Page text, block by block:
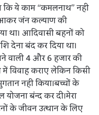
कि ये काम “कमलनाथ” नही
आकर जंन कल्याण की
था। आदिवासी बहनों को
देना बंद कर दिया था।
वाली 4 और 6 हजार की
में विवाह कराए लेकिन किसी
नही किया।बच्चों के
बंन्द कर दी।मेरा
के जीवन उत्थान के लिए